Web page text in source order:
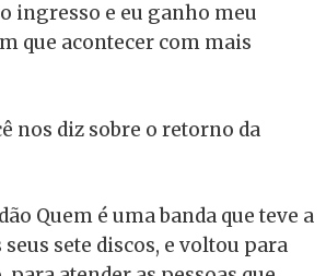
ingresso e eu ganho meu
que acontecer com mais
nos diz sobre o retorno da
Quem é uma banda que teve a
sete discos, e voltou para